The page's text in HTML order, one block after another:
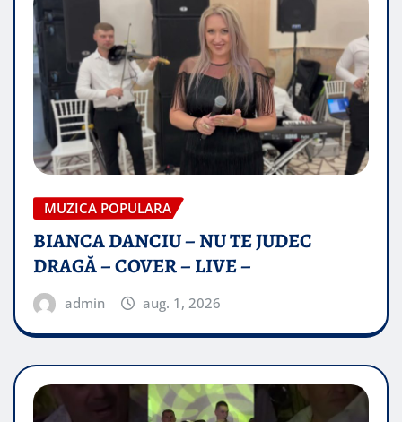
MUZICA POPULARA
BIANCA DANCIU – NU TE JUDEC
DRAGĂ – COVER – LIVE –
admin aug. 1, 2026